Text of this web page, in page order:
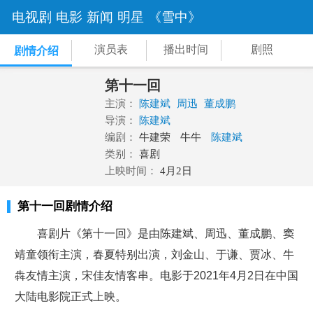
电视剧 电影 新闻 明星 《雪中》
剧情介绍 演员表 播出时间 剧照
第十一回
主演： 陈建斌 周迅
董成鹏
导演：
陈建斌
编剧：
牛建荣 牛牛
陈建斌
类别：
喜剧
上映时间：
4月2日
第十一回剧情介绍
喜剧片《第十一回》是由陈建斌、周迅、董成鹏、窦
靖童领衔主演，春夏特别出演，刘金山、于谦、贾冰、牛
犇友情主演，宋佳友情客串。电影于2021年4月2日在中国
大陆电影院正式上映。